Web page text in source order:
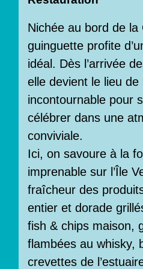
Nichée au bord de la
guinguette profite
idéal. Dès l’arrivée
elle devient le lieu
incontournable pour
célébrer dans une
conviviale.
Ici, on savoure à la
imprenable sur l’Île
fraîcheur des
entier et dorade
fish & chips maison,
flambées au whisky,
crevettes de